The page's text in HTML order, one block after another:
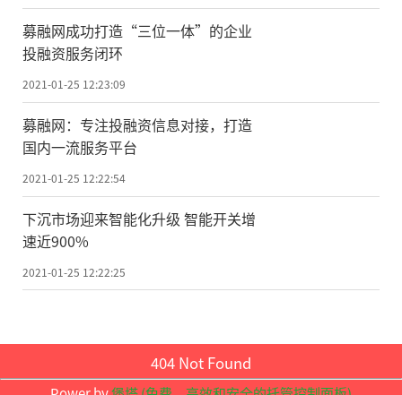
基础设施建设的加快让更多人享受到网
络红利。截至今年3月，我国网民规模达9.04
亿，较2018年底增长7508万，互联网普及率
达64.5%，较2018年底提升4.9个百分点。其
中，农村地区互联网普及率为46.2%，较201
8年底提升7.8个百分点，城乡之间的互联网
普及率差距缩小5.9个百分点。
中国互联网络信息中心主任曾宇表示，2
019年，我国已建成全球最大规模光纤和移动
通信网络，行政村通光纤和4G比例均超过9
同时，围绕高技术产业、科研创新、智慧城
市等相关新型基础设施建设不断加快，进一
募融网成功打造“三位一体”的企业
投融资服务闭环
2021-01-25 12:23:09
募融网：专注投融资信息对接，打造
国内一流服务平台
2021-01-25 12:22:54
下沉市场迎来智能化升级 智能开关增
速近900%
2021-01-25 12:22:25
404 Not Found